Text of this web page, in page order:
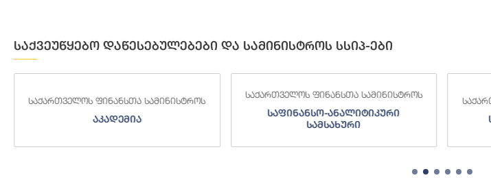
საქვეუწყებო დაწესებულებები და სამინისტროს სსიპ-ები
საქართველოს ფინანსთა სამინისტროს
აკადემია
საქართველოს ფინანსთა სამინისტროს
საფინანსო-ანალიტიკური
სამსახური